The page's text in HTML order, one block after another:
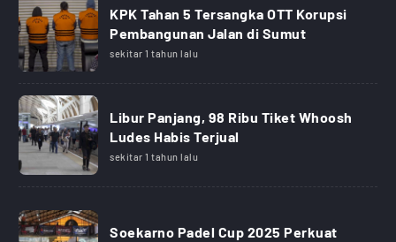
KPK Tahan 5 Tersangka OTT Korupsi
Pembangunan Jalan di Sumut
sekitar 1 tahun lalu
Libur Panjang, 98 Ribu Tiket Whoosh
Ludes Habis Terjual
sekitar 1 tahun lalu
Soekarno Padel Cup 2025 Perkuat